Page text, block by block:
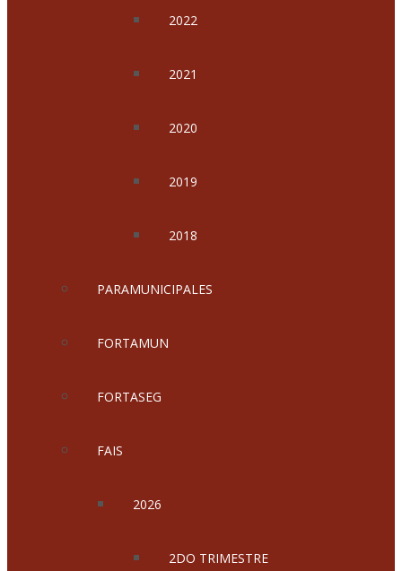
2022
2021
2020
2019
2018
PARAMUNICIPALES
FORTAMUN
FORTASEG
FAIS
2026
2DO TRIMESTRE